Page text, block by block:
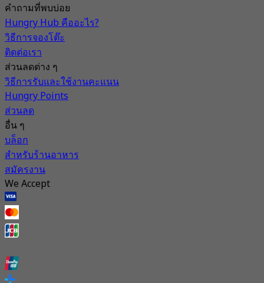
คำถามที่พบบ่อย
Hungry Hub คืออะไร?
วิธีการจองโต๊ะ
ติดต่อเรา
ส่วนลดต่าง ๆ
วิธีการรับและใช้งานคะแนน
Hungry Points
ส่วนลด
อื่น ๆ
บล็อก
สำหรับร้านอาหาร
สมัครงาน
We Accept